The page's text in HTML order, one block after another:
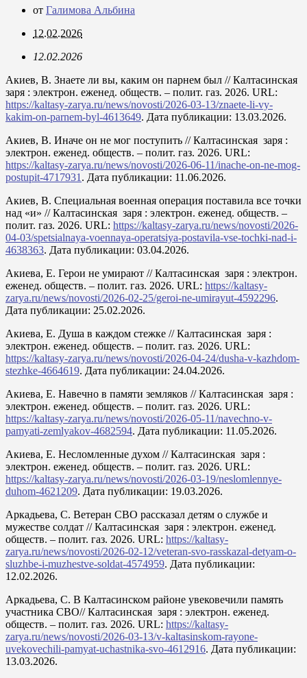
от Галимова Альбина
12.02.2026
12.02.2026
Акиев, В. Знаете ли вы, каким он парнем был // Калтасинская
заря : электрон. еженед. обществ. – полит. газ. 2026. URL:
https://kaltasy-zarya.ru/news/novosti/2026-03-13/znaete-li-vy-
kakim-on-parnem-byl-4613649. Дата публикации: 13.03.2026.
Акиев, В. Иначе он не мог поступить // Калтасинская заря :
электрон. еженед. обществ. – полит. газ. 2026. URL:
https://kaltasy-zarya.ru/news/novosti/2026-06-11/inache-on-ne-mog-
postupit-4717931 . Дата публикации: 11.06.2026.
Акиев, В. Специальная военная операция поставила все точки
над «и» // Калтасинская заря : электрон. еженед. обществ. –
полит. газ. 2026. URL: https://kaltasy-zarya.ru/news/novosti/2026-
04-03/spetsialnaya-voennaya-operatsiya-postavila-vse-tochki-nad-i-
4638363. Дата публикации: 03.04.2026.
Акиева, Е. Герои не умирают // Калтасинская заря : электрон.
еженед. обществ. – полит. газ. 2026. URL: https://kaltasy-
zarya.ru/news/novosti/2026-02-25/geroi-ne-umirayut-4592296.
Дата публикации: 25.02.2026.
Акиева, Е. Душа в каждом стежке // Калтасинская заря :
электрон. еженед. обществ. – полит. газ. 2026. URL:
https://kaltasy-zarya.ru/news/novosti/2026-04-24/dusha-v-kazhdom-
stezhke-4664619. Дата публикации: 24.04.2026.
Акиева, Е. Навечно в памяти земляков // Калтасинская заря :
электрон. еженед. обществ. – полит. газ. 2026. URL:
https://kaltasy-zarya.ru/news/novosti/2026-05-11/navechno-v-
pamyati-zemlyakov-4682594. Дата публикации: 11.05.2026.
Акиева, Е. Несломленные духом // Калтасинская заря :
электрон. еженед. обществ. – полит. газ. 2026. URL:
https://kaltasy-zarya.ru/news/novosti/2026-03-19/neslomlennye-
duhom-4621209. Дата публикации: 19.03.2026.
Аркадьева, С. Ветеран СВО рассказал детям о службе и
мужестве солдат // Калтасинская заря : электрон. еженед.
обществ. – полит. газ. 2026. URL: https://kaltasy-
zarya.ru/news/novosti/2026-02-12/veteran-svo-rasskazal-detyam-o-
sluzhbe-i-muzhestve-soldat-4574959. Дата публикации:
12.02.2026.
Аркадьева, С. В Калтасинском районе увековечили память
участника СВО// Калтасинская заря : электрон. еженед.
обществ. – полит. газ. 2026. URL: https://kaltasy-
zarya.ru/news/novosti/2026-03-13/v-kaltasinskom-rayone-
uvekovechili-pamyat-uchastnika-svo-4612916. Дата публикации:
13.03.2026.